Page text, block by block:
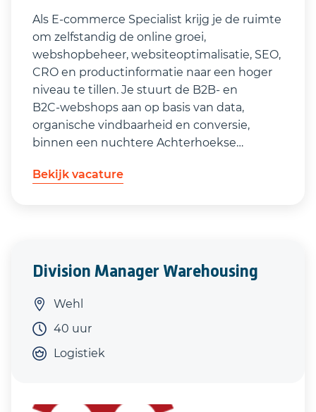
Als E‑commerce Specialist krijg je de ruimte
om zelfstandig de online groei,
webshopbeheer, websiteoptimalisatie, SEO,
CRO en productinformatie naar een hoger
niveau te tillen. Je stuurt de B2B‑ en
B2C‑webshops aan op basis van data,
organische vindbaarheid en conversie,
binnen een nuchtere Achterhoekse
basis van een landelijke marktleider achter
Bekijk vacature
Division Manager Warehousing
Wehl
40 uur
Logistiek